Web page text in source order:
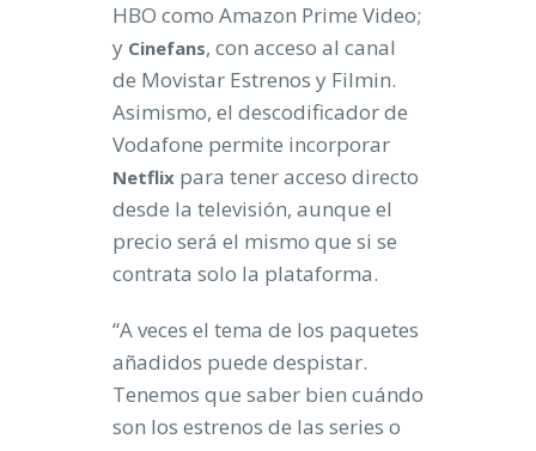
HBO como Amazon Prime Video;
y Cinefans, con acceso al canal
de Movistar Estrenos y Filmin.
Asimismo, el descodificador de
Vodafone permite incorporar
Netflix para tener acceso directo
desde la televisión, aunque el
precio será el mismo que si se
contrata solo la plataforma.
“A veces el tema de los paquetes
añadidos puede despistar.
Tenemos que saber bien cuándo
son los estrenos de las series o